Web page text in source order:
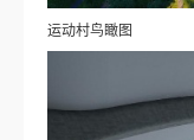
运动村鸟瞰图